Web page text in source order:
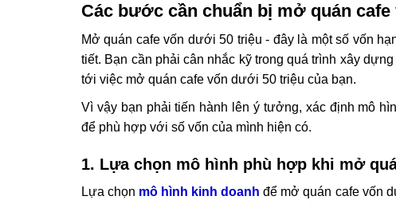
Các bước cần chuẩn bị mở quán
Mở quán cafe vốn dưới 50 triệu - đây là một số vốn
tiết. Bạn cần phải cân nhắc kỹ trong quá trình xây
tới việc mở quán cafe vốn dưới 50 triệu của bạn.
Vì vậy bạn phải tiến hành lên ý tưởng, xác định mô
để phù hợp với số vốn của mình hiện có.
1. Lựa chọn mô hình phù hợp khi mở
Lựa chọn mô hình kinh doanh để mở quán cafe vốn